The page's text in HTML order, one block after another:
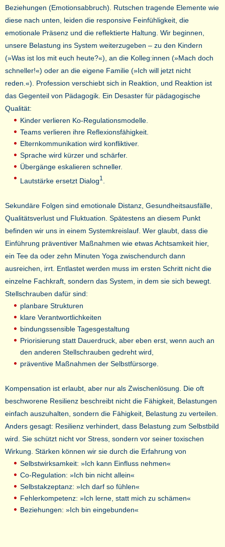
Beziehungen (Emotionsabbruch). Rutschen tragende Elemente wie
diese nach unten, leiden die responsive Feinfühligkeit, die
emotionale Präsenz und die reflektierte Haltung. Wir beginnen,
unsere Belastung ins System weiterzugeben – zu den Kindern
(»Was ist los mit euch heute?«), an die Kolleg:innen (»Mach doch
schneller!«) oder an die eigene Familie (»Ich will jetzt nicht
reden.«). Profession verschiebt sich in Reaktion, und Reaktion ist
das Gegenteil von Pädagogik. Ein Desaster für pädagogische
Qualität:
Kinder verlieren Ko-Regulationsmodelle.
Teams verlieren ihre Reflexionsfähigkeit.
Elternkommunikation wird konfliktiver.
Sprache wird kürzer und schärfer.
Übergänge eskalieren schneller.
Lautstärke ersetzt Dialog1
Sekundäre Folgen sind emotionale Distanz, Gesundheitsausfälle,
Qualitätsverlust und Fluktuation. Spätestens an diesem Punkt
befinden wir uns in einem Systemkreislauf. Wer glaubt, dass die
Einführung präventiver Maßnahmen wie etwas Achtsamkeit hier,
ein Tee da oder zehn Minuten Yoga zwischendurch dann
ausreichen, irrt. Entlastet werden muss im ersten Schritt nicht die
einzelne Fachkraft, sondern das System, in dem sie sich bewegt.
Stellschrauben dafür sind:
planbare Strukturen
klare Verantwortlichkeiten
bindungssensible Tagesgestaltung
Priorisierung statt Dauerdruck, aber eben erst, wenn auch an
den anderen Stellschrauben gedreht wird,
präventive Maßnahmen der Selbstfürsorge.
Kompensation ist erlaubt, aber nur als Zwischenlösung. Die oft
beschworene Resilienz beschreibt nicht die Fähigkeit, Belastungen
einfach auszuhalten, sondern die Fähigkeit, Belastung zu verteilen.
Anders gesagt: Resilienz verhindert, dass Belastung zum Selbstbild
wird. Sie schützt nicht vor Stress, sondern vor seiner toxischen
Wirkung. Stärken können wir sie durch die Erfahrung von
Selbstwirksamkeit: »Ich kann Einfluss nehmen«
Co-Regulation: »Ich bin nicht allein«
Selbstakzeptanz: »Ich darf so fühlen«
Fehlerkompetenz: »Ich lerne, statt mich zu schämen«
Beziehungen: »Ich bin eingebunden«